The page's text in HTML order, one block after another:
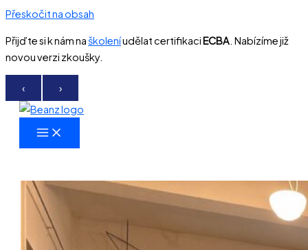
Přeskočit na obsah
Přijďte si k nám na školeníudělat certifikaciECBA . Nabízíme již
novou verzi zkoušky.
‹ ›